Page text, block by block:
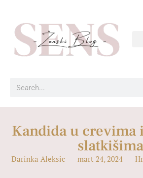
Kandida u crevima
slatkišima
Darinka Aleksic mart 24, 2024